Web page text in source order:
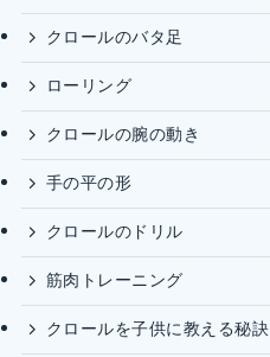
クロールのバタ足
ローリング
クロールの腕の動き
手の平の形
クロールのドリル
筋肉トレーニング
クロールを子供に教える秘訣